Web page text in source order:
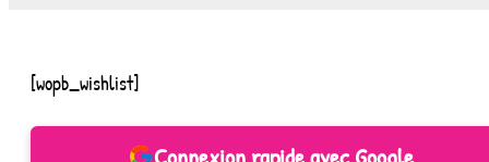
[wopb_wishlist]